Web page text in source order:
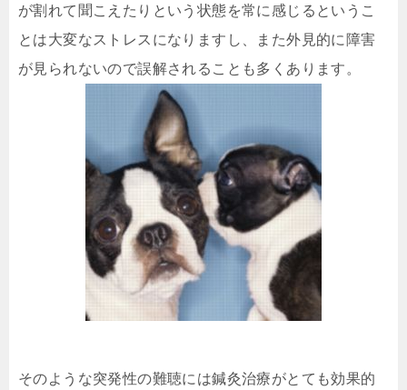
が割れて聞こえたりという状態を常に感じるというこ
とは大変なストレスになりますし、また外見的に障害
が見られないので誤解されることも多くあります。
そのような突発性の難聴には鍼灸治療がとても効果的